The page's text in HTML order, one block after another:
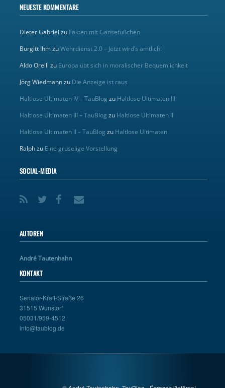
NEUESTE KOMMENTARE
Dieter Gabriel zu Fakten mit Gänsefüßchen
Burgitt IhmzuWehrdienst 2.0 – Jetzt wird’s amtlich!
Aldo Orelli zu Europa übt sich in moralischer Bequemlichkeit
Jörg Wiedmannzu Die Anzeige ist raus
Haltlose Ultimaten IV – TauBlog zu Haltlose Ultimaten III
Haltlose Ultimaten III – TauBlog zu Haltlose Ultimaten II
Haltlose Ultimaten II – TauBlog zu Haltlose Ultimaten
Ralphzu Eine gruselige Vorstellung
SOCIAL-MEDIA
AUTOREN
André Tautenhahn
KONTAKT
Senator-Kraft-Straße 26
31515 Wunstorf
05031/959-4512
info@taublog.de